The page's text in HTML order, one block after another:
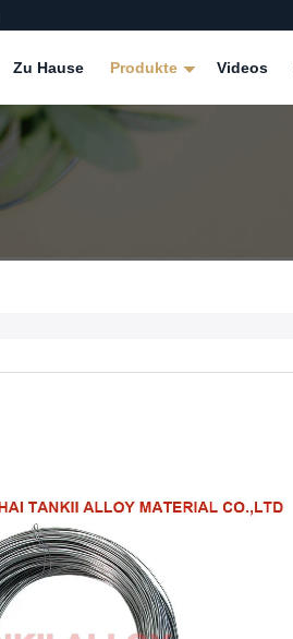
Zu Hause Produkte Videos